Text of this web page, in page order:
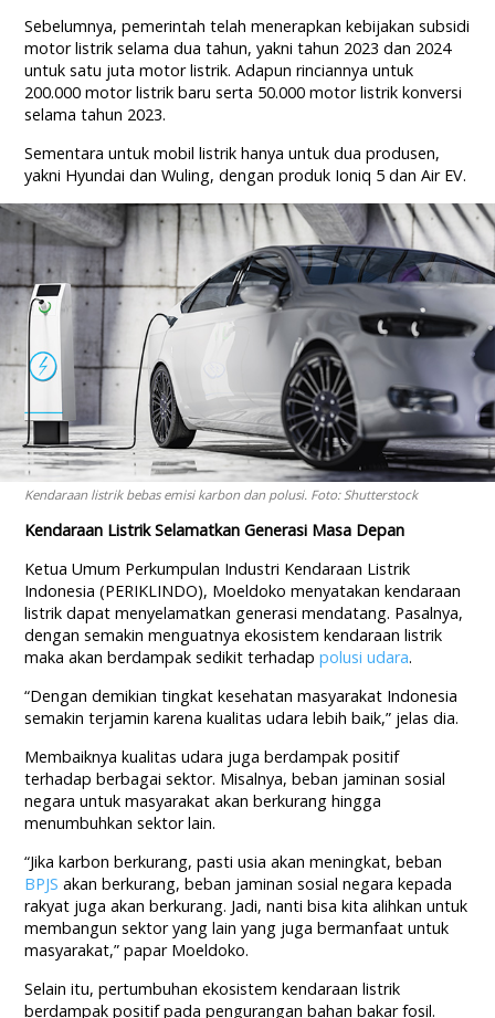
Sebelumnya, pemerintah telah menerapkan kebijakan subsidi
motor listrik selama dua tahun, yakni tahun 2023 dan 2024
untuk satu juta motor listrik. Adapun rinciannya untuk
200.000 motor listrik baru serta 50.000 motor listrik konversi
selama tahun 2023.
Sementara untuk mobil listrik hanya untuk dua produsen,
yakni Hyundai dan Wuling, dengan produk Ioniq 5 dan Air EV.
Kendaraan listrik bebas emisi karbon dan polusi. Foto: Shutterstock
Kendaraan Listrik Selamatkan Generasi Masa Depan
Ketua Umum Perkumpulan Industri Kendaraan Listrik
Indonesia (PERIKLINDO), Moeldoko menyatakan kendaraan
listrik dapat menyelamatkan generasi mendatang. Pasalnya,
dengan semakin menguatnya ekosistem kendaraan listrik
maka akan berdampak sedikit terhadappolusi udara.
“Dengan demikian tingkat kesehatan masyarakat Indonesia
semakin terjamin karena kualitas udara lebih baik,” jelas dia.
Membaiknya kualitas udara juga berdampak positif
terhadap berbagai sektor. Misalnya, beban jaminan sosial
negara untuk masyarakat akan berkurang hingga
menumbuhkan sektor lain.
“Jika karbon berkurang, pasti usia akan meningkat, beban
BPJS akan berkurang, beban jaminan sosial negara kepada
rakyat juga akan berkurang. Jadi, nanti bisa kita alihkan untuk
membangun sektor yang lain yang juga bermanfaat untuk
masyarakat,” papar Moeldoko.
Selain itu, pertumbuhan ekosistem kendaraan listrik
berdampak positif pada pengurangan bahan bakar fosil.